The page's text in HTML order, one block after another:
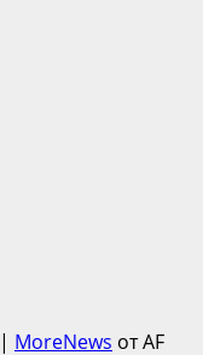
| MoreNews от AF